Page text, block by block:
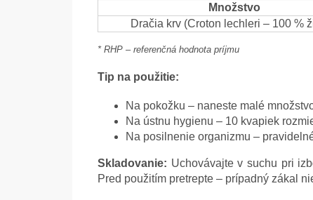
Množstvo
Dračia krv (Croton lechleri – 100 %
* RHP – referenčná hodnota príjmu
Tip na použitie:
Na pokožku – naneste malé
Na ústnu hygienu – 10 kvapiek
Na posilnenie organizmu –
Skladovanie: Uchovávajte v suchu pri
Pred použitím pretrepte – prípadný zákal